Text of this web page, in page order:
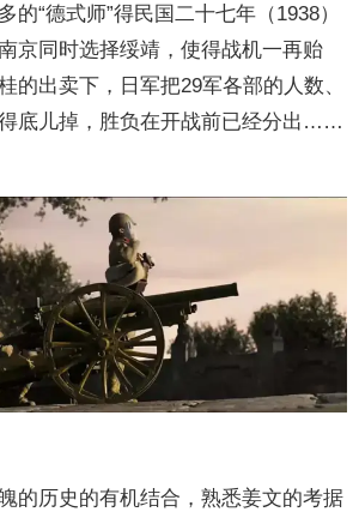
的“德式师”得民国二十七年（1938）
京同时选择绥靖，使得战机一再贻
的出卖下，日军把29军各部的人数、
底儿掉，胜负在开战前已经分出……
的历史的有机结合，熟悉姜文的考据